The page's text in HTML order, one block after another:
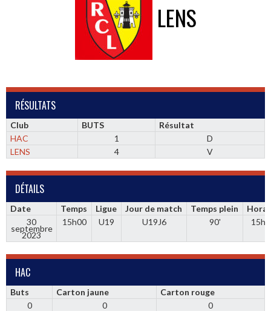
LENS
RÉSULTATS
Club BUTS
Résultat
HAC
1
D
LENS
4 V
DÉTAILS
Date Temps Ligue Jour de match Temps plein
30
septembre
2023
15h00 U19 U19J6 90'
HAC
Buts Carton jaune
Carton rouge
0
0 0